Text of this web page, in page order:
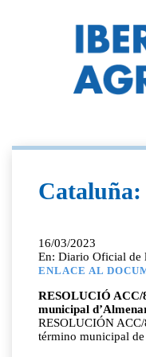
Cataluña:
16/03/2023
En: Diario Oficial de
ENLACE AL
RESOLUCIÓ ACC/
municipal
RESOLUCIÓN
término municipal